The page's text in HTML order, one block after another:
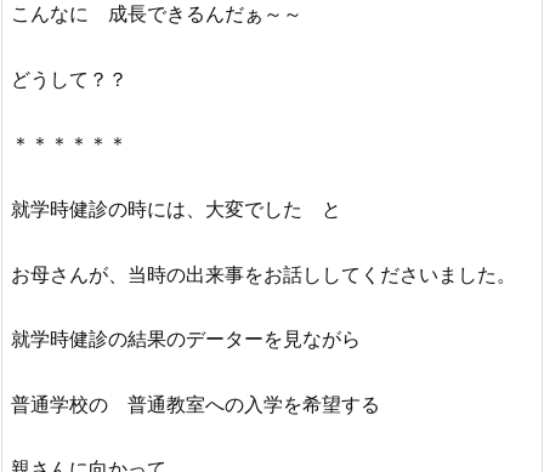
こんなに 成長できるんだぁ～～
どうして？？
＊＊＊＊＊＊
就学時健診の時には、大変でした と
お母さんが、当時の出来事をお話ししてくださいました。
就学時健診の結果のデーターを見ながら
普通学校の 普通教室への入学を希望する